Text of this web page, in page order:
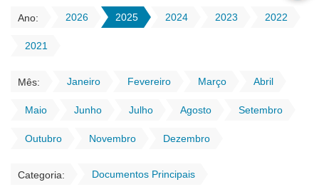
Ano: 2026 2025 2024 2023 2022
2021
Mês: Janeiro Fevereiro Março Abril
Maio Junho Julho Agosto Setembro
Outubro Novembro Dezembro
Categoria: Documentos Principais